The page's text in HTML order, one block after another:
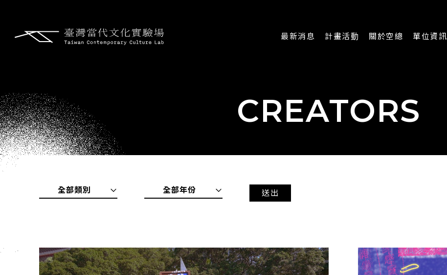
最新消息 計畫活動
CREATORS
關於空總
公開資訊
認識執行長
單位資訊
CREATORS
全部類別 全部年份 送出